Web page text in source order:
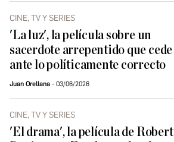
CINE, TV Y SERIES
'La luz', la película sobre un
sacerdote arrepentido que cede
ante lo políticamente correcto
Juan Orellana 03/06/2026
CINE, TV Y SERIES
'El drama', la película de Robert